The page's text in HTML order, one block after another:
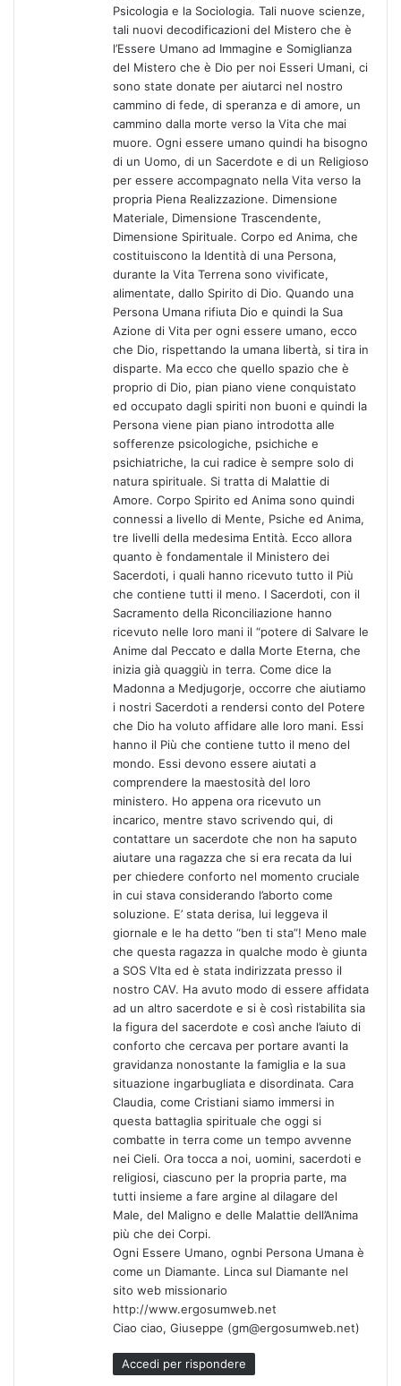
Psicologia e la Sociologia. Tali nuove scienze,
tali nuovi decodificazioni del Mistero che è
l’Essere Umano ad Immagine e Somiglianza
del Mistero che è Dio per noi Esseri Umani, ci
sono state donate per aiutarci nel nostro
cammino di fede, di speranza e di amore, un
cammino dalla morte verso la Vita che mai
muore. Ogni essere umano quindi ha bisogno
di un Uomo, di un Sacerdote e di un Religioso
per essere accompagnato nella Vita verso la
propria Piena Realizzazione. Dimensione
Materiale, Dimensione Trascendente,
Dimensione Spirituale. Corpo ed Anima, che
costituiscono la Identità di una Persona,
durante la Vita Terrena sono vivificate,
alimentate, dallo Spirito di Dio. Quando una
Persona Umana rifiuta Dio e quindi la Sua
Azione di Vita per ogni essere umano, ecco
che Dio, rispettando la umana libertà, si tira in
disparte. Ma ecco che quello spazio che è
proprio di Dio, pian piano viene conquistato
ed occupato dagli spiriti non buoni e quindi la
Persona viene pian piano introdotta alle
sofferenze psicologiche, psichiche e
psichiatriche, la cui radice è sempre solo di
natura spirituale. Si tratta di Malattie di
Amore. Corpo Spirito ed Anima sono quindi
connessi a livello di Mente, Psiche ed Anima,
tre livelli della medesima Entità. Ecco allora
quanto è fondamentale il Ministero dei
Sacerdoti, i quali hanno ricevuto tutto il Più
che contiene tutti il meno. I Sacerdoti, con il
Sacramento della Riconciliazione hanno
ricevuto nelle loro mani il “potere di Salvare le
Anime dal Peccato e dalla Morte Eterna, che
inizia già quaggiù in terra. Come dice la
Madonna a Medjugorje, occorre che aiutiamo
i nostri Sacerdoti a rendersi conto del Potere
che Dio ha voluto affidare alle loro mani. Essi
hanno il Più che contiene tutto il meno del
mondo. Essi devono essere aiutati a
comprendere la maestosità del loro
ministero. Ho appena ora ricevuto un
incarico, mentre stavo scrivendo qui, di
contattare un sacerdote che non ha saputo
aiutare una ragazza che si era recata da lui
per chiedere conforto nel momento cruciale
in cui stava considerando l’aborto come
soluzione. E’ stata derisa, lui leggeva il
giornale e le ha detto “ben ti sta”! Meno male
che questa ragazza in qualche modo è giunta
a SOS VIta ed è stata indirizzata presso il
nostro CAV. Ha avuto modo di essere affidata
ad un altro sacerdote e si è così ristabilita sia
la figura del sacerdote e così anche l’aiuto di
conforto che cercava per portare avanti la
gravidanza nonostante la famiglia e la sua
situazione ingarbugliata e disordinata. Cara
Claudia, come Cristiani siamo immersi in
questa battaglia spirituale che oggi si
combatte in terra come un tempo avvenne
nei Cieli. Ora tocca a noi, uomini, sacerdoti e
religiosi, ciascuno per la propria parte, ma
tutti insieme a fare argine al dilagare del
Male, del Maligno e delle Malattie dell’Anima
più che dei Corpi.
Ogni Essere Umano, ognbi Persona Umana è
come un Diamante. Linca sul Diamante nel
sito web missionario
http://www.ergosumweb.net
Ciao ciao, Giuseppe (gm@ergosumweb.net)
Accedi per rispondere